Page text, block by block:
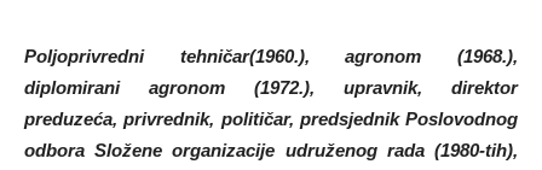
Poljoprivredni tehničar(1960.), agronom (1968.),
diplomirani agronom (1972.), upravnik, direktor
preduzeća, privrednik, političar, predsjednik Poslovodnog
odbora Složene organizacije udruženog rada (1980-tih),